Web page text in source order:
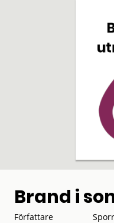
Brand i
Författare